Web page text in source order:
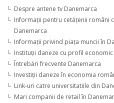
Despre antene tv Danemarca
Informaţii pentru cetăţenii români
Danemarca
Informaţii privind piaţa muncii în
Instituţii daneze cu profil
Întrebări frecvente Danemarca
Investiţii daneze în economia
Link-uri catre universitatiile din
Mari companii de retail în